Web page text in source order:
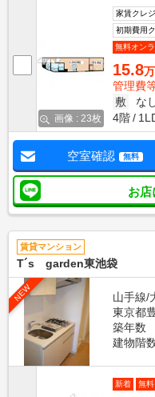
画像 : 23枚
家賃クレ
初期費用
無料オン
15.8
管理費
敷
な
4階
空室確認 無料
お店
賃貸マンション
T´s garden東池袋
NEW
山手線/
東京都
築年数
建物階
新着 無